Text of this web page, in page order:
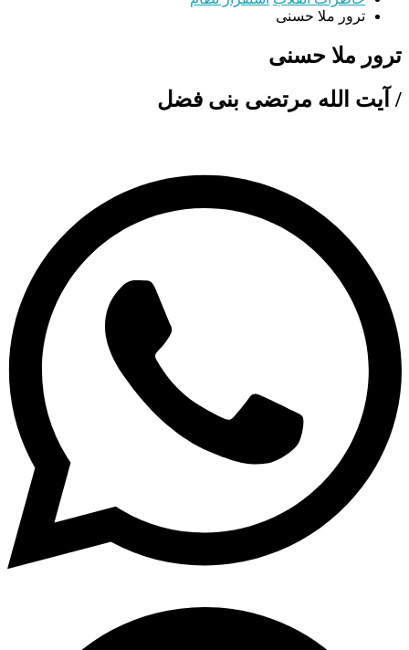
ترور ملا حسنی
ترور ملا حسنی
/ آيت‌ الله مرتضی بنی فضل